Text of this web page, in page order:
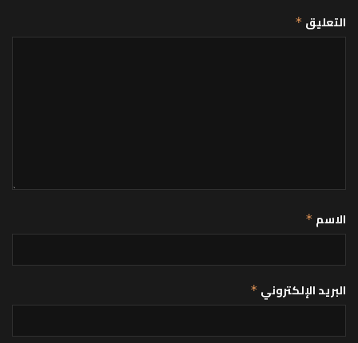
التعليق *
الاسم *
البريد الإلكتروني *